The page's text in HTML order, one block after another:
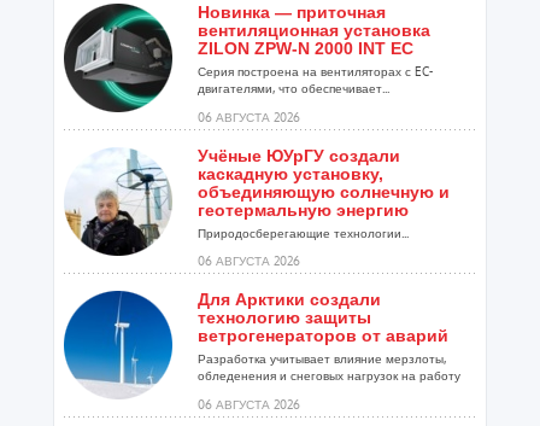
Новинка — приточная
вентиляционная установка
ZILON ZPW-N 2000 INT EC
Серия построена на вентиляторах с EC-
двигателями, что обеспечивает...
06 АВГУСТА 2026
Учёные ЮУрГУ создали
каскадную установку,
объединяющую солнечную и
геотермальную энергию
Природосберегающие технологии...
06 АВГУСТА 2026
Для Арктики создали
технологию защиты
ветрогенераторов от аварий
Разработка учитывает влияние мерзлоты,
обледенения и снеговых нагрузок на работу
06 АВГУСТА 2026